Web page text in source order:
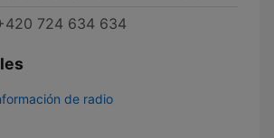
724 634 634
de radio